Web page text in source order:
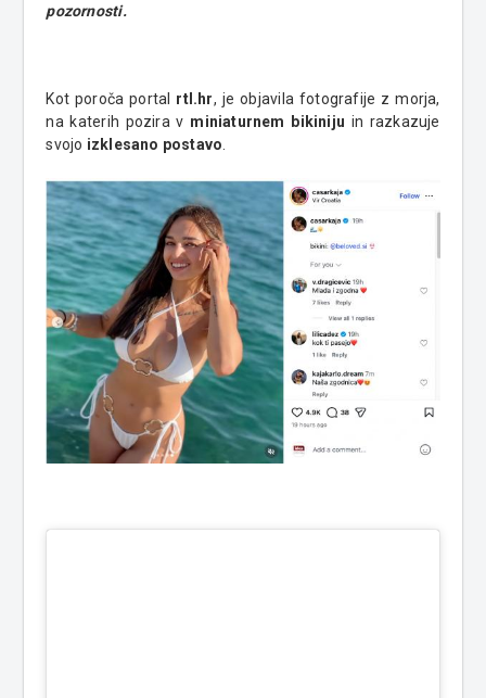
pozornosti.
Kot poroča portal rtl.hr, je objavila fotografije z morja,
na katerih pozira v miniaturnem bikiniju in razkazuje
svojo izklesano postavo